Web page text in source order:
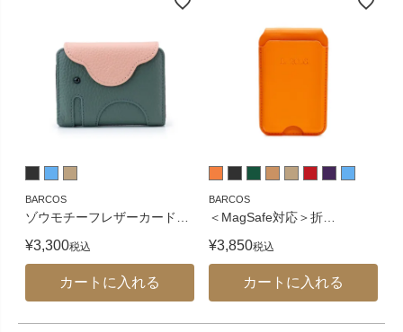
BARCOS
ゾウモチーフレザーカード
¥3,300税込
カートに入れる
BARCOS
＜MagSafe対応＞折
¥3,850税込
カートに入れる